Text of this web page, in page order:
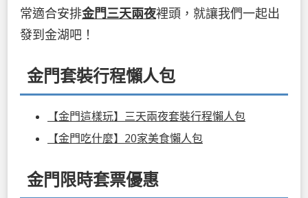
常適合安排金門三天兩夜裡頭，就讓我們一起出
發到金湖吧！
金門套裝行程懶人包
【金門這樣玩】三天兩夜套裝行程懶人包
【金門吃什麼】20家美食懶人包
金門限時套票優惠